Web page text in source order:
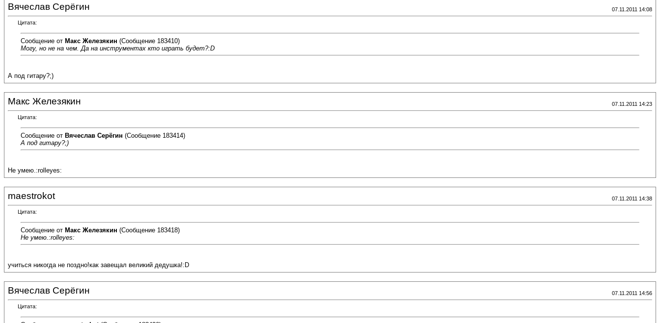
Вячеслав Серёгин 07.11.2011 14:08
Цитата:
Сообщение от Макс Железякин (Сообщение 183410)
Могу, но не на чем. Да на инструментах кто играть будет?:D
А под гитару?;)
Макс Железякин 07.11.2011 14:23
Цитата:
Сообщение от Вячеслав Серёгин (Сообщение 183414)
А под гитару?;)
Не умею.:rolleyes:
maestrokot 07.11.2011 14:38
Цитата:
Сообщение от Макс Железякин (Сообщение 183418)
Не умею.:rolleyes:
учиться никогда не поздно!как завещал великий дедушка!:D
Вячеслав Серёгин 07.11.2011 14:56
Цитата: